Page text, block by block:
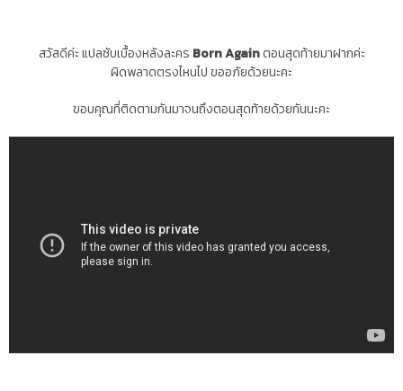
สวัสดีค่ะ แปลซับเบื้องหลังละคร Born Againตอนสุดท้ายมาฝากค่ะ
ผิดพลาดตรงไหนไป ขออภัยด้วยนะคะ
ขอบคุณที่ติดตามกันมาจนถึงตอนสุดท้ายด้วยกันนะคะ